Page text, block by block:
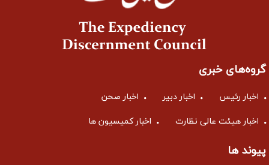
گروه‌های خبری
اخبار رئیس اخبار دبیر اخبار صحن
اخبار هیئت عالی نظارت اخبار کمیسیون ها
پیوند ها